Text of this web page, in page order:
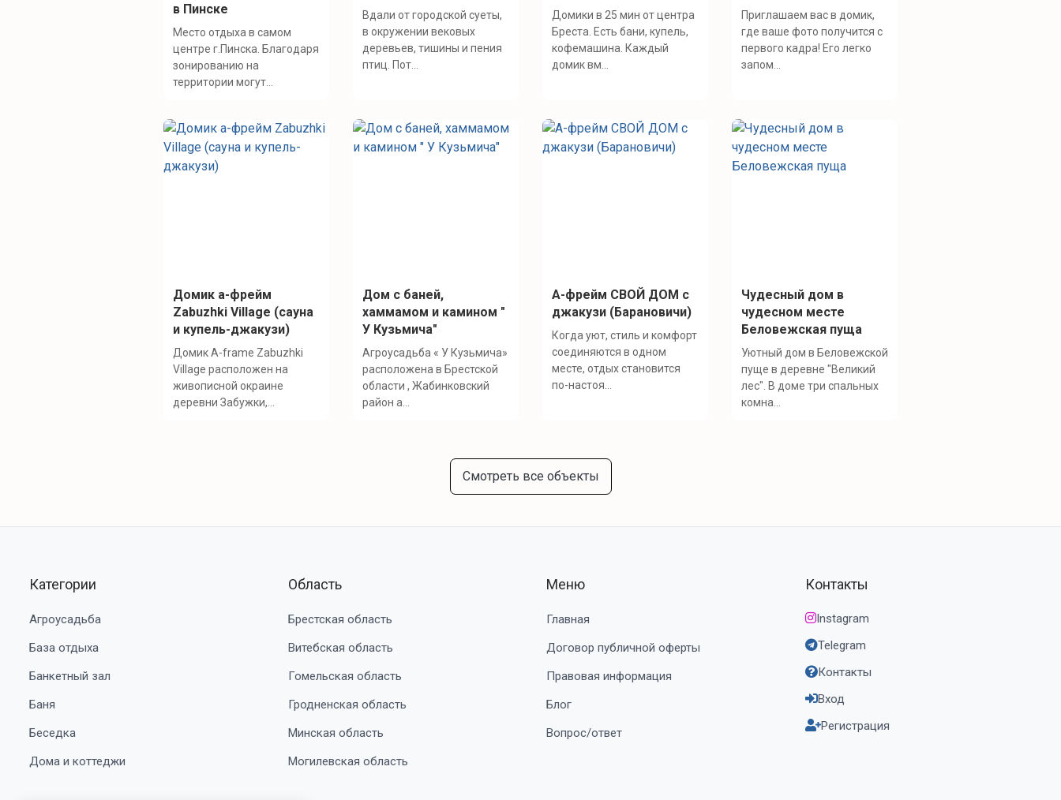
в Пинске
Место отдыха в самом
центре г.Пинска. Благодаря
зонированию на
территории могут...
Вдали от городской суеты,
в окружении вековых
деревьев, тишины и пения
птиц. Пот...
Домики в 25 мин от центра
Бреста. Есть бани, купель,
кофемашина. Каждый
домик вм...
Приглашаем вас в домик,
где ваше фото получится с
первого кадра! Его легко
запом...
Домик a-фрейм
Zabuzhki Village (сауна
и купель-джакузи)
Домик A-frame Zabuzhki
Village расположен на
живописной окраине
деревни Забужки,...
Дом с баней,
хаммамом и камином "
У Кузьмича"
Агроусадьба « У Кузьмича»
расположена в Брестской
области , Жабинковский
район а...
A-фрейм СВОЙ ДОМ с
джакузи (Барановичи)
Когда уют, стиль и комфорт
соединяются в одном
месте, отдых становится
по-настоя...
Чудесный дом в
чудесном месте
Беловежская пуща
Уютный дом в Беловежской
пуще в деревне "Великий
лес". В доме три спальных
комна...
Смотреть все объекты
Категории
Агроусадьба
База отдыха
Банкетный зал
Баня
Беседка
Дома и коттеджи
Область
Брестская область
Витебская область
Гомельская область
Гродненская область
Минская область
Могилевская область
Меню
Главная
Договор публичной оферты
Правовая информация
Блог
Вопрос/ответ
Контакты
Instagram
Telegram
Контакты
Вход
Регистрация